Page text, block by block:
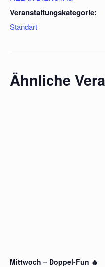
Veranstaltungskategorie:
Standart
Ähnliche
Mittwoch – Doppel-Fun 🔥